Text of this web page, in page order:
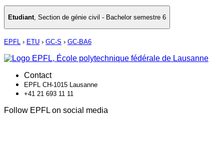
Etudiant, Section de génie civil - Bachelor semestre 6
EPFL › ETU › GC-S › GC-BA6
Contact
EPFL CH-1015 Lausanne
+41 21 693 11 11
Follow EPFL on social media